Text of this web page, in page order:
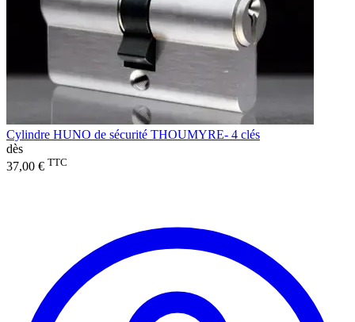
Cylindre HUNO de sécurité THOUMYRE- 4 clés
dès
37,00 € TTC